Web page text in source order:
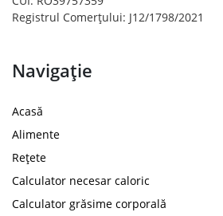
Registrul Comerțului: J12/1798/2021
Navigație
Acasă
Alimente
Rețete
Calculator necesar caloric
Calculator grăsime corporală